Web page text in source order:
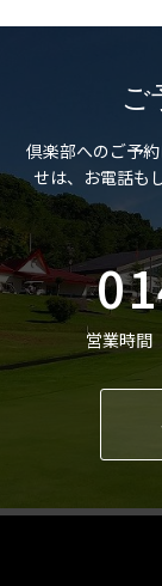
ご
倶楽部へのご予
せは、お電話も
営業時間